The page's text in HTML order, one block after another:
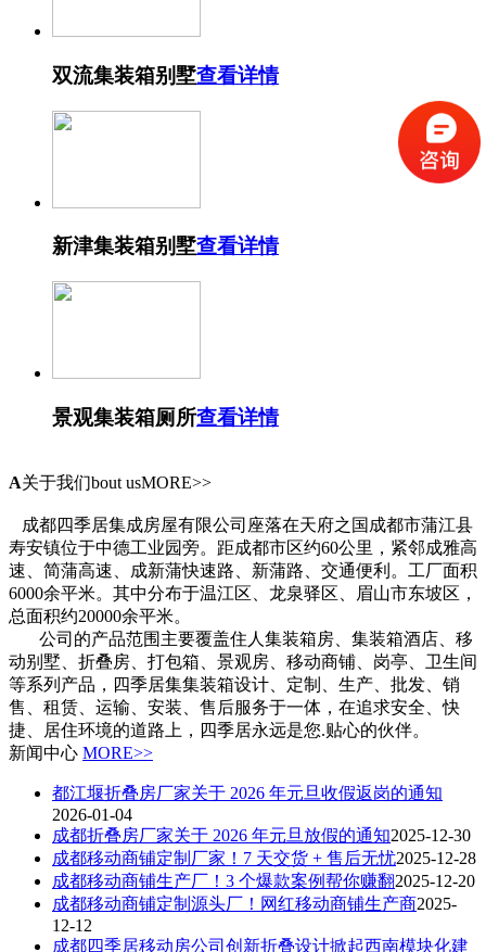
双流集装箱别墅查看详情
新津集装箱别墅查看详情
景观集装箱厕所查看详情
A关于我们bout usMORE>>
成都四季居集成房屋有限公司座落在天府之国成都市蒲江县
寿安镇位于中德工业园旁。距成都市区约60公里，紧邻成雅高
速、简蒲高速、成新蒲快速路、新蒲路、交通便利。工厂面积
6000余平米。其中分布于温江区、龙泉驿区、眉山市东坡区，
总面积约20000余平米。
公司的产品范围主要覆盖住人集装箱房、集装箱酒店、移
动别墅、折叠房、打包箱、景观房、移动商铺、岗亭、卫生间
等系列产品，四季居集集装箱设计、定制、生产、批发、销
售、租赁、运输、安装、售后服务于一体，在追求安全、快
捷、居住环境的道路上，四季居永远是您.贴心的伙伴。
新闻中心 MORE>>
都江堰折叠房厂家关于 2026 年元旦收假返岗的通知
2026-01-04
成都折叠房厂家关于 2026 年元旦放假的通知2025-12-30
成都移动商铺定制厂家！7 天交货 + 售后无忧2025-12-28
成都移动商铺生产厂！3 个爆款案例帮你赚翻2025-12-20
成都移动商铺定制源头厂！网红移动商铺生产商2025-
12-12
成都四季居移动房公司创新折叠设计掀起西南模块化建